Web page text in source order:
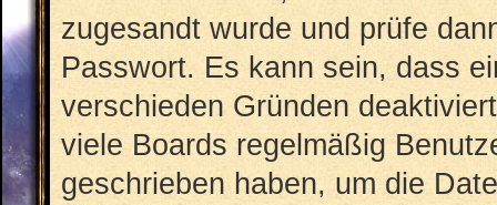
zugesandt wurde und prüfe
Passwort. Es kann sein, dass
verschieden Gründen
viele Boards regelmäßig
geschrieben haben, um die